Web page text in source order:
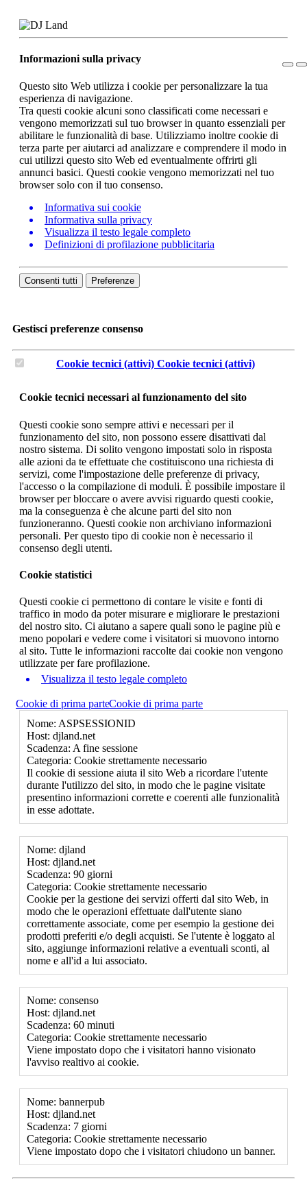
Informazioni sulla privacy
Questo sito Web utilizza i cookie per personalizzare la tua
esperienza di navigazione.
Tra questi cookie alcuni sono classificati come necessari e
vengono memorizzati sul tuo browser in quanto essenziali per
abilitare le funzionalità di base. Utilizziamo inoltre cookie di
terza parte per aiutarci ad analizzare e comprendere il modo in
cui utilizzi questo sito Web ed eventualmente offrirti gli
annunci basici. Questi cookie vengono memorizzati nel tuo
browser solo con il tuo consenso.
Informativa sui cookie
Informativa sulla privacy
Visualizza il testo legale completo
Definizioni di profilazione pubblicitaria
Consenti tutti Preferenze
Gestisci preferenze consenso
Cookie tecnici (attivi) Cookie tecnici (attivi)
Cookie tecnici necessari al funzionamento del sito
Questi cookie sono sempre attivi e necessari per il
funzionamento del sito, non possono essere disattivati dal
nostro sistema. Di solito vengono impostati solo in risposta
alle azioni da te effettuate che costituiscono una richiesta di
servizi, come l'impostazione delle preferenze di privacy,
l'accesso o la compilazione di moduli. È possibile impostare il
browser per bloccare o avere avvisi riguardo questi cookie,
ma la conseguenza è che alcune parti del sito non
funzioneranno. Questi cookie non archiviano informazioni
personali. Per questo tipo di cookie non è necessario il
consenso degli utenti.
Cookie statistici
Questi cookie ci permettono di contare le visite e fonti di
traffico in modo da poter misurare e migliorare le prestazioni
del nostro sito. Ci aiutano a sapere quali sono le pagine più e
meno popolari e vedere come i visitatori si muovono intorno
al sito. Tutte le informazioni raccolte dai cookie non vengono
utilizzate per fare profilazione.
Visualizza il testo legale completo
Cookie di prima parteCookie di prima parte
Nome: ASPSESSIONID
Host: djland.net
Scadenza: A fine sessione
Categoria: Cookie strettamente necessario
Il cookie di sessione aiuta il sito Web a ricordare l'utente
durante l'utilizzo del sito, in modo che le pagine visitate
presentino informazioni corrette e coerenti alle funzionalità
in esse adottate.
Nome: djland
Host: djland.net
Scadenza: 90 giorni
Categoria: Cookie strettamente necessario
Cookie per la gestione dei servizi offerti dal sito Web, in
modo che le operazioni effettuate dall'utente siano
correttamente associate, come per esempio la gestione dei
prodotti preferiti e/o degli acquisti. Se l'utente è loggato al
sito, aggiunge informazioni relative a eventuali sconti, al
nome e all'id a lui associato.
Nome: consenso
Host: djland.net
Scadenza: 60 minuti
Categoria: Cookie strettamente necessario
Viene impostato dopo che i visitatori hanno visionato
l'avviso realtivo ai cookie.
Nome: bannerpub
Host: djland.net
Scadenza: 7 giorni
Categoria: Cookie strettamente necessario
Viene impostato dopo che i visitatori chiudono un banner.